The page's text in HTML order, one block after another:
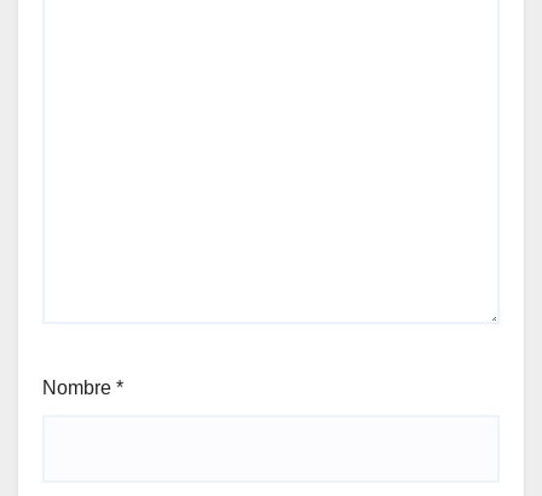
Nombre *